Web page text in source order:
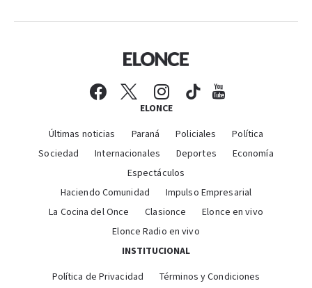
ELONCE
Últimas noticias Paraná Policiales
Política
Sociedad
Internacionales Deportes
Economía
Espectáculos
Haciendo Comunidad
Impulso Empresarial
La Cocina del Once
Clasionce
Elonce en vivo
Elonce Radio en vivo
INSTITUCIONAL
Política de Privacidad
Términos y Condiciones